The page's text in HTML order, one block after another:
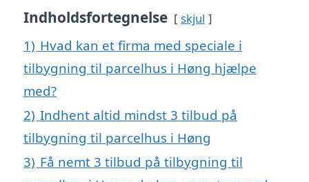
Indholdsfortegnelse skjul
1) Hvad kan et firma med speciale i
tilbygning til parcelhus i Høng hjælpe
med?
2) Indhent altid mindst 3 tilbud på
tilbygning til parcelhus i Høng
3) Få nemt 3 tilbud på tilbygning til